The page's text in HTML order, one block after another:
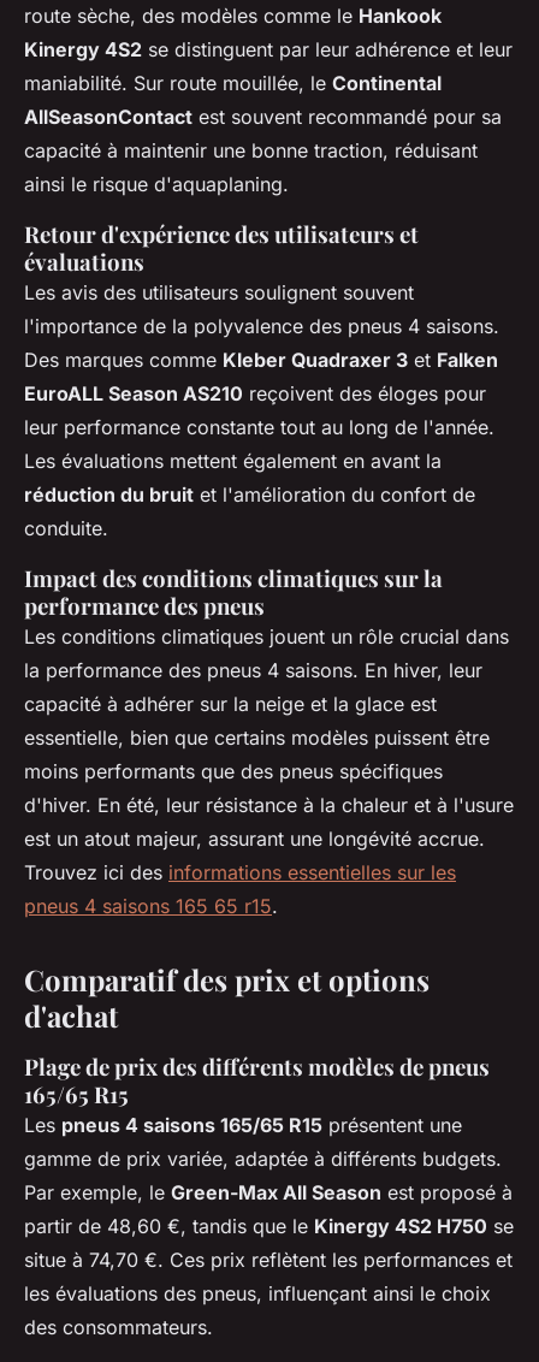
route sèche, des modèles comme le Hankook
Kinergy 4S2 se distinguent par leur adhérence et leur
maniabilité. Sur route mouillée, le Continental
AllSeasonContact est souvent recommandé pour sa
capacité à maintenir une bonne traction, réduisant
ainsi le risque d'aquaplaning.
Retour d'expérience des utilisateurs et
évaluations
Les avis des utilisateurs soulignent souvent
l'importance de la polyvalence des pneus 4 saisons.
Des marques comme Kleber Quadraxer 3 et Falken
EuroALL Season AS210 reçoivent des éloges pour
leur performance constante tout au long de l'année.
Les évaluations mettent également en avant la
réduction du bruit et l'amélioration du confort de
conduite.
Impact des conditions climatiques sur la
performance des pneus
Les conditions climatiques jouent un rôle crucial dans
la performance des pneus 4 saisons. En hiver, leur
capacité à adhérer sur la neige et la glace est
essentielle, bien que certains modèles puissent être
moins performants que des pneus spécifiques
d'hiver. En été, leur résistance à la chaleur et à l'usure
est un atout majeur, assurant une longévité accrue.
Trouvez ici des informations essentielles sur les
pneus 4 saisons 165 65 r15.
Comparatif des prix et options
d'achat
Plage de prix des différents modèles de pneus
165/65 R15
Les pneus 4 saisons 165/65 R15 présentent une
gamme de prix variée, adaptée à différents budgets.
Par exemple, le Green-Max All Season est proposé à
partir de 48,60 €, tandis que le Kinergy 4S2 H750 se
situe à 74,70 €. Ces prix reflètent les performances et
les évaluations des pneus, influençant ainsi le choix
des consommateurs.